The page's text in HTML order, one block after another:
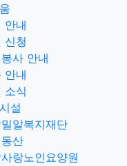
안내
신청
사 안내
안내
소식
설
알복지재단
산
랑노인요양원